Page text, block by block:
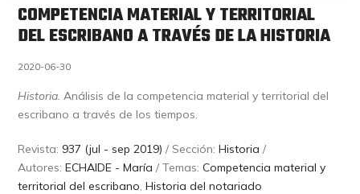
COMPETENCIA MATERIAL Y TERRITORIAL
DEL ESCRIBANO A TRAVÉS DE LA HISTORIA
2020-06-30
Historia. Análisis de la competencia material y territorial del
escribano a través de los tiempos.
Revista: 937 (jul - sep 2019) / Sección:Historia /
Autores:ECHAIDE - María / Temas:Competencia material y
territorial del escribano,Historia del notariado